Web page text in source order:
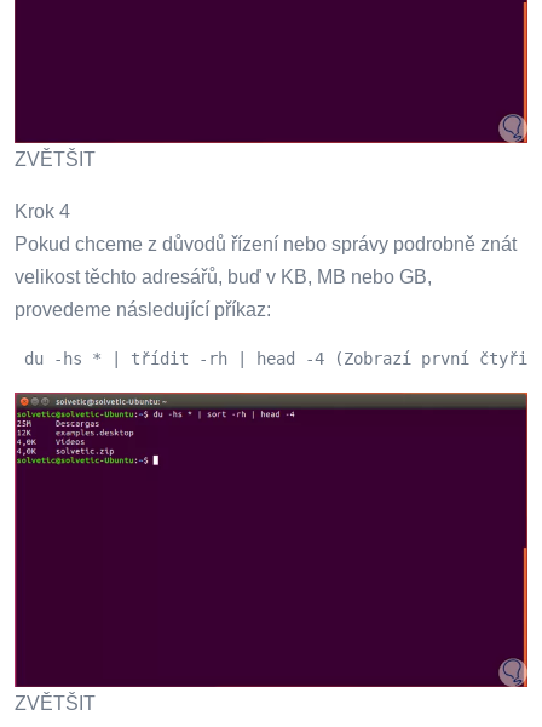
ZVĚTŠIT
Krok 4
Pokud chceme z důvodů řízení nebo správy podrobně znát
velikost těchto adresářů, buď v KB, MB nebo GB,
provedeme následující příkaz:
du -hs * | třídit -rh | head -4 (Zobrazí první čtyři
ZVĚTŠIT